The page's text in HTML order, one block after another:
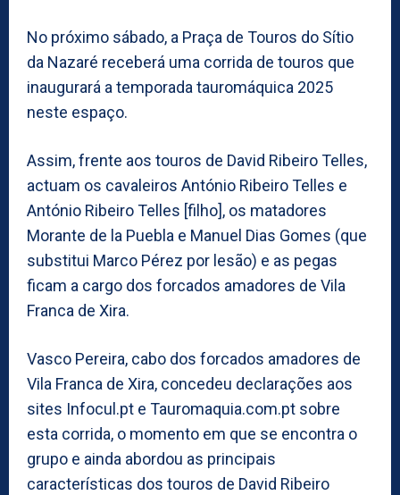
No próximo sábado, a Praça de Touros do Sítio
da Nazaré receberá uma corrida de touros que
inaugurará a temporada tauromáquica 2025
neste espaço.
Assim, frente aos touros de David Ribeiro Telles,
actuam os cavaleiros António Ribeiro Telles e
António Ribeiro Telles [filho], os matadores
Morante de la Puebla e Manuel Dias Gomes (que
substitui Marco Pérez por lesão) e as pegas
ficam a cargo dos forcados amadores de Vila
Franca de Xira.
Vasco Pereira, cabo dos forcados amadores de
Vila Franca de Xira, concedeu declarações aos
sites Infocul.pt e Tauromaquia.com.pt sobre
esta corrida, o momento em que se encontra o
grupo e ainda abordou as principais
características dos touros de David Ribeiro